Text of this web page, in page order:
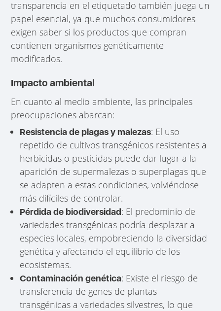
transparencia en el etiquetado también juega un
papel esencial, ya que muchos consumidores
exigen saber si los productos que compran
contienen organismos genéticamente
modificados.
Impacto ambiental
En cuanto al medio ambiente, las principales
preocupaciones abarcan:
Resistencia de plagas y malezas: El uso
repetido de cultivos transgénicos resistentes a
herbicidas o pesticidas puede dar lugar a la
aparición de supermalezas o superplagas que
se adapten a estas condiciones, volviéndose
más difíciles de controlar.
Pérdida de biodiversidad: El predominio de
variedades transgénicas podría desplazar a
especies locales, empobreciendo la diversidad
genética y afectando el equilibrio de los
ecosistemas.
Contaminación genética: Existe el riesgo de
transferencia de genes de plantas
transgénicas a variedades silvestres, lo que